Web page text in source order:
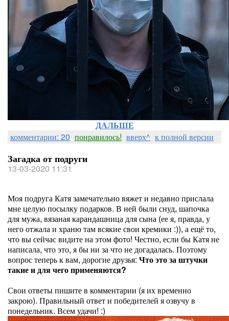
ДАЛЬШЕ
комментарии: 20 понравилось! вверх^ к полной версии
Загадка от подруги
13-03-2020 11:31
Моя подруга Катя замечательно вяжет и недавно прислала
мне целую посылку подарков. В ней были снуд, шапочка
для мужа, вязаная карандашница для сына (ее я, правда, у
него отжала и храню там всякие свои кремики :)), а ещё то,
что вы сейчас видите на этом фото! Честно, если бы Катя не
написала, что это, я бы ни за что не догадалась. Поэтому
вопрос теперь к вам, дорогие друзья: Что это за штучки
такие и для чего применяются?
Свои ответы пишите в комментарии (я их временно
закрою). Правильный ответ и победителей я озвучу в
понедельник. Всем удачи! :)